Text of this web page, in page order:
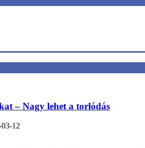
– Nagy lehet a torlódás
12